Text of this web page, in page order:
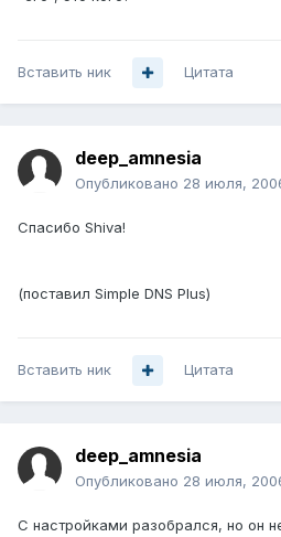
Вставить ник Цитата
deep_amnesia
Опубликовано 28 июля,
Спасибо Shiva!
(поставил Simple DNS Plus)
Вставить ник Цитата
deep_amnesia
Опубликовано 28 июля,
С настройками разобрался, но он